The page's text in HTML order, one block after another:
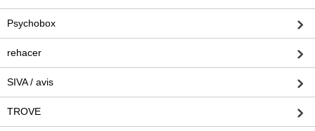
Psychobox
rehacer
SIVA / avis
TROVE